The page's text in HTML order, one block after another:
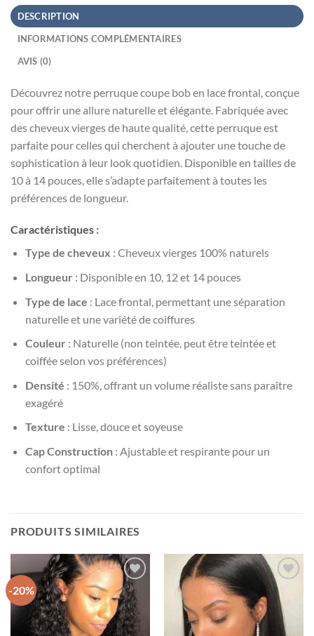
DESCRIPTION
INFORMATIONS COMPLÉMENTAIRES
AVIS (0)
Découvrez notre perruque coupe bob en lace frontal, conçue
pour offrir une allure naturelle et élégante. Fabriquée avec
des cheveux vierges de haute qualité, cette perruque est
parfaite pour celles qui cherchent à ajouter une touche de
sophistication à leur look quotidien. Disponible en tailles de
10 à 14 pouces, elle s’adapte parfaitement à toutes les
préférences de longueur.
Caractéristiques :
Type de cheveux : Cheveux vierges 100% naturels
Longueur : Disponible en 10, 12 et 14 pouces
Type de lace : Lace frontal, permettant une séparation
naturelle et une variété de coiffures
Couleur : Naturelle (non teintée, peut être teintée et
coiffée selon vos préférences)
Densité : 150%, offrant un volume réaliste sans paraître
exagéré
Texture : Lisse, douce et soyeuse
Cap Construction: Ajustable et respirante pour un
confort optimal
PRODUITS SIMILAIRES
-20%
Ajouter
à la
wishlist
Ajouter
à la
wishlist